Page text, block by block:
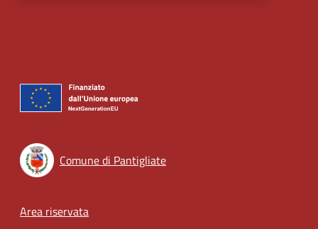
Comune di Pantigliate
Footer menu
Area riservata